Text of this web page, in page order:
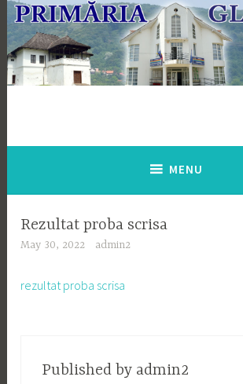
Skip
to
content
MENU
Rezultat proba scrisa
May 30, 2022 admin2
rezultat proba scrisa
Published by admin2